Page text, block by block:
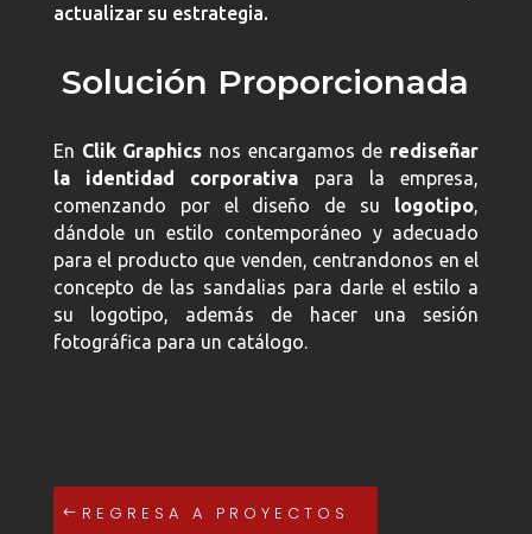
actualizar su estrategia.
Solución Proporcionada
En Clik Graphics nos encargamos de rediseñar
la identidad corporativa para la empresa,
comenzando por el diseño de su logotipo
dándole un estilo contemporáneo y adecuado
para el producto que venden, centrandonos en el
concepto de las sandalias para darle el estilo a
su logotipo, además de hacer una sesión
fotográfica para un catálogo.
REGRESA A PROYECTOS